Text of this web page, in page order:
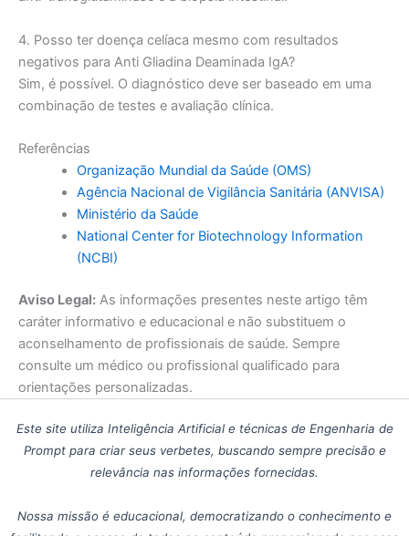
4. Posso ter doença celíaca mesmo com resultados
negativos para Anti Gliadina Deaminada IgA?
Sim, é possível. O diagnóstico deve ser baseado em uma
combinação de testes e avaliação clínica.
Referências
Organização Mundial da Saúde (OMS)
Agência Nacional de Vigilância Sanitária (ANVISA)
Ministério da Saúde
National Center for Biotechnology Information
(NCBI)
Aviso Legal: As informações presentes neste artigo têm
caráter informativo e educacional e não substituem o
aconselhamento de profissionais de saúde. Sempre
consulte um médico ou profissional qualificado para
orientações personalizadas.
Este site utiliza Inteligência Artificial e técnicas de Engenharia de
Prompt para criar seus verbetes, buscando sempre precisão e
relevância nas informações fornecidas.
Nossa missão é educacional, democratizando o conhecimento e